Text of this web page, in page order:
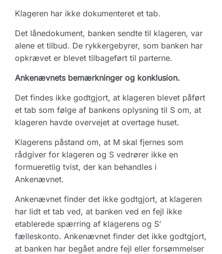
Klageren har ikke dokumenteret et tab.
Det lånedokument, banken sendte til klageren, var
alene et tilbud. De rykkergebyrer, som banken har
opkrævet er blevet tilbageført til parterne.
Ankenævnets bemærkninger og konklusion.
Det findes ikke godtgjort, at klageren blevet påført
et tab som følge af bankens oplysning til S om, at
klageren havde overvejet at overtage huset.
Klagerens påstand om, at M skal fjernes som
rådgiver for klageren og S vedrører ikke en
formueretlig tvist, der kan behandles i
Ankenævnet.
Ankenævnet finder det ikke godtgjort, at klageren
har lidt et tab ved, at banken ved en fejl ikke
etablerede spærring af klagerens og S’
fælleskonto. Ankenævnet finder det ikke godtgjort,
at banken har begået andre fejl eller forsømmelser